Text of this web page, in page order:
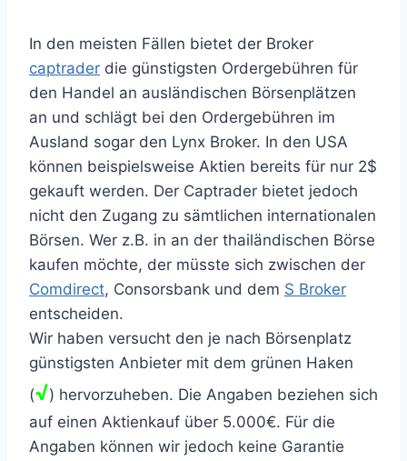
In den meisten Fällen bietet der Broker
captrader die günstigsten Ordergebühren für
den Handel an ausländischen Börsenplätzen
an und schlägt bei den Ordergebühren im
Ausland sogar den Lynx Broker. In den USA
können beispielsweise Aktien bereits für nur 2$
gekauft werden. Der Captrader bietet jedoch
nicht den Zugang zu sämtlichen internationalen
Börsen. Wer z.B. in an der thailändischen Börse
kaufen möchte, der müsste sich zwischen der
Comdirect, Consorsbank und dem S Broker
entscheiden.
Wir haben versucht den je nach Börsenplatz
günstigsten Anbieter mit dem grünen Haken
(√) hervorzuheben. Die Angaben beziehen sich
auf einen Aktienkauf über 5.000€. Für die
Angaben können wir jedoch keine Garantie